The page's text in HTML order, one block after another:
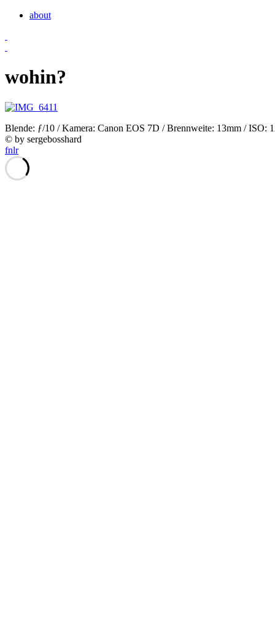
about
wohin?
Blende: ƒ/10 / Kamera: Canon EOS 7D / Brennweite: 13mm / ISO:
© by sergebosshard
fnlr